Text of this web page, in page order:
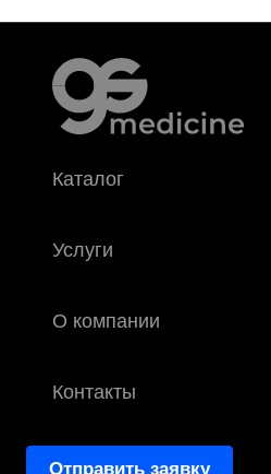
Каталог
Услуги
О компании
Контакты
Отправить заявку